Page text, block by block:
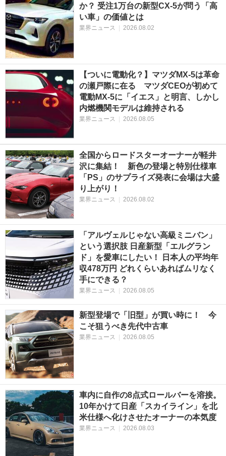
か？ 受注1万台の新型CX-5が問う「高
い車」の価値とは
業界ニュース | 2026.08.02
【ついに電動化？】マツダMX-5は革命
の瀬戸際に在る マツダCEOが初めて
電動MX-5に「イエス」と明言、しかし
内燃機関モデルは維持される
業界ニュース | 2026.08.05
全国からロードスターオーナーが軽井
沢に集結！ 新色の登場と特別仕様車
「PS」のサプライズ発表に会場は大盛
り上がり！
業界ニュース | 2026.08.02
「アルヴェルじゃない高級ミニバン」
という選択肢 日産新型「エルグラン
ド」を愛車にしたい！ 日本人の平均年
収478万円 どれくらいあればムリなく
手にできる？
業界ニュース | 2026.08.05
新型登場で「旧型」が買い時に！ 今
こそ狙うべき先代中古車
業界ニュース | 2026.08.05
車内に自作の8点式ロールバーを溶接。
10年かけて日産「スカイライン」を北
米仕様へ化けさせたオーナーの本気度
業界ニュース | 2026.08.03